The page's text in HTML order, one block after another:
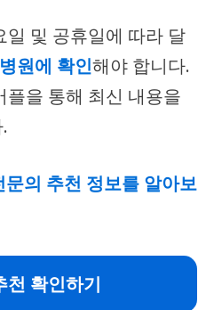
일 및 공휴일에 따라 달
원에 확인해야 합니다.
플을 통해 최신 내용을
의 추천 정보를 알아보
천 확인하기